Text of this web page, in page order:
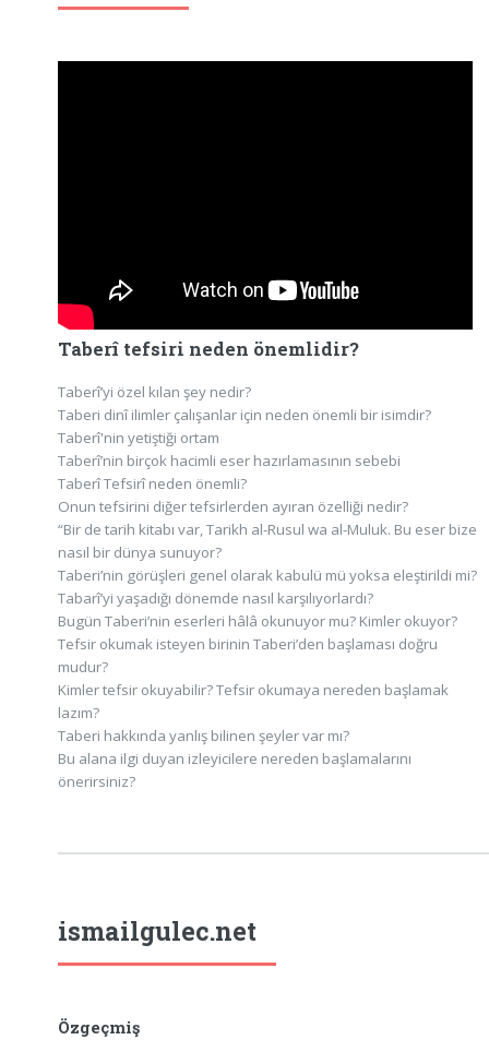
Taberî tefsiri neden önemlidir?
Taberî’yi özel kılan şey nedir?
Taberi dinî ilimler çalışanlar için neden önemli bir isimdir?
Taberî'nin yetiştiği ortam
Taberî’nin birçok hacimli eser hazırlamasının sebebi
Taberî Tefsirî neden önemli?
Onun tefsirini diğer tefsirlerden ayıran özelliği nedir?
“Bir de tarih kitabı var, Tarikh al-Rusul wa al-Muluk. Bu eser bize
nasıl bir dünya sunuyor?
Taberi’nin görüşleri genel olarak kabulü mü yoksa eleştirildi mi?
Tabarî’yi yaşadığı dönemde nasıl karşılıyorlardı?
Bugün Taberi’nin eserleri hâlâ okunuyor mu? Kimler okuyor?
Tefsir okumak isteyen birinin Taberi’den başlaması doğru
mudur?
Kimler tefsir okuyabilir? Tefsir okumaya nereden başlamak
lazım?
Taberi hakkında yanlış bilinen şeyler var mı?
Bu alana ilgi duyan izleyicilere nereden başlamalarını
önerirsiniz?
ismailgulec.net
Özgeçmiş